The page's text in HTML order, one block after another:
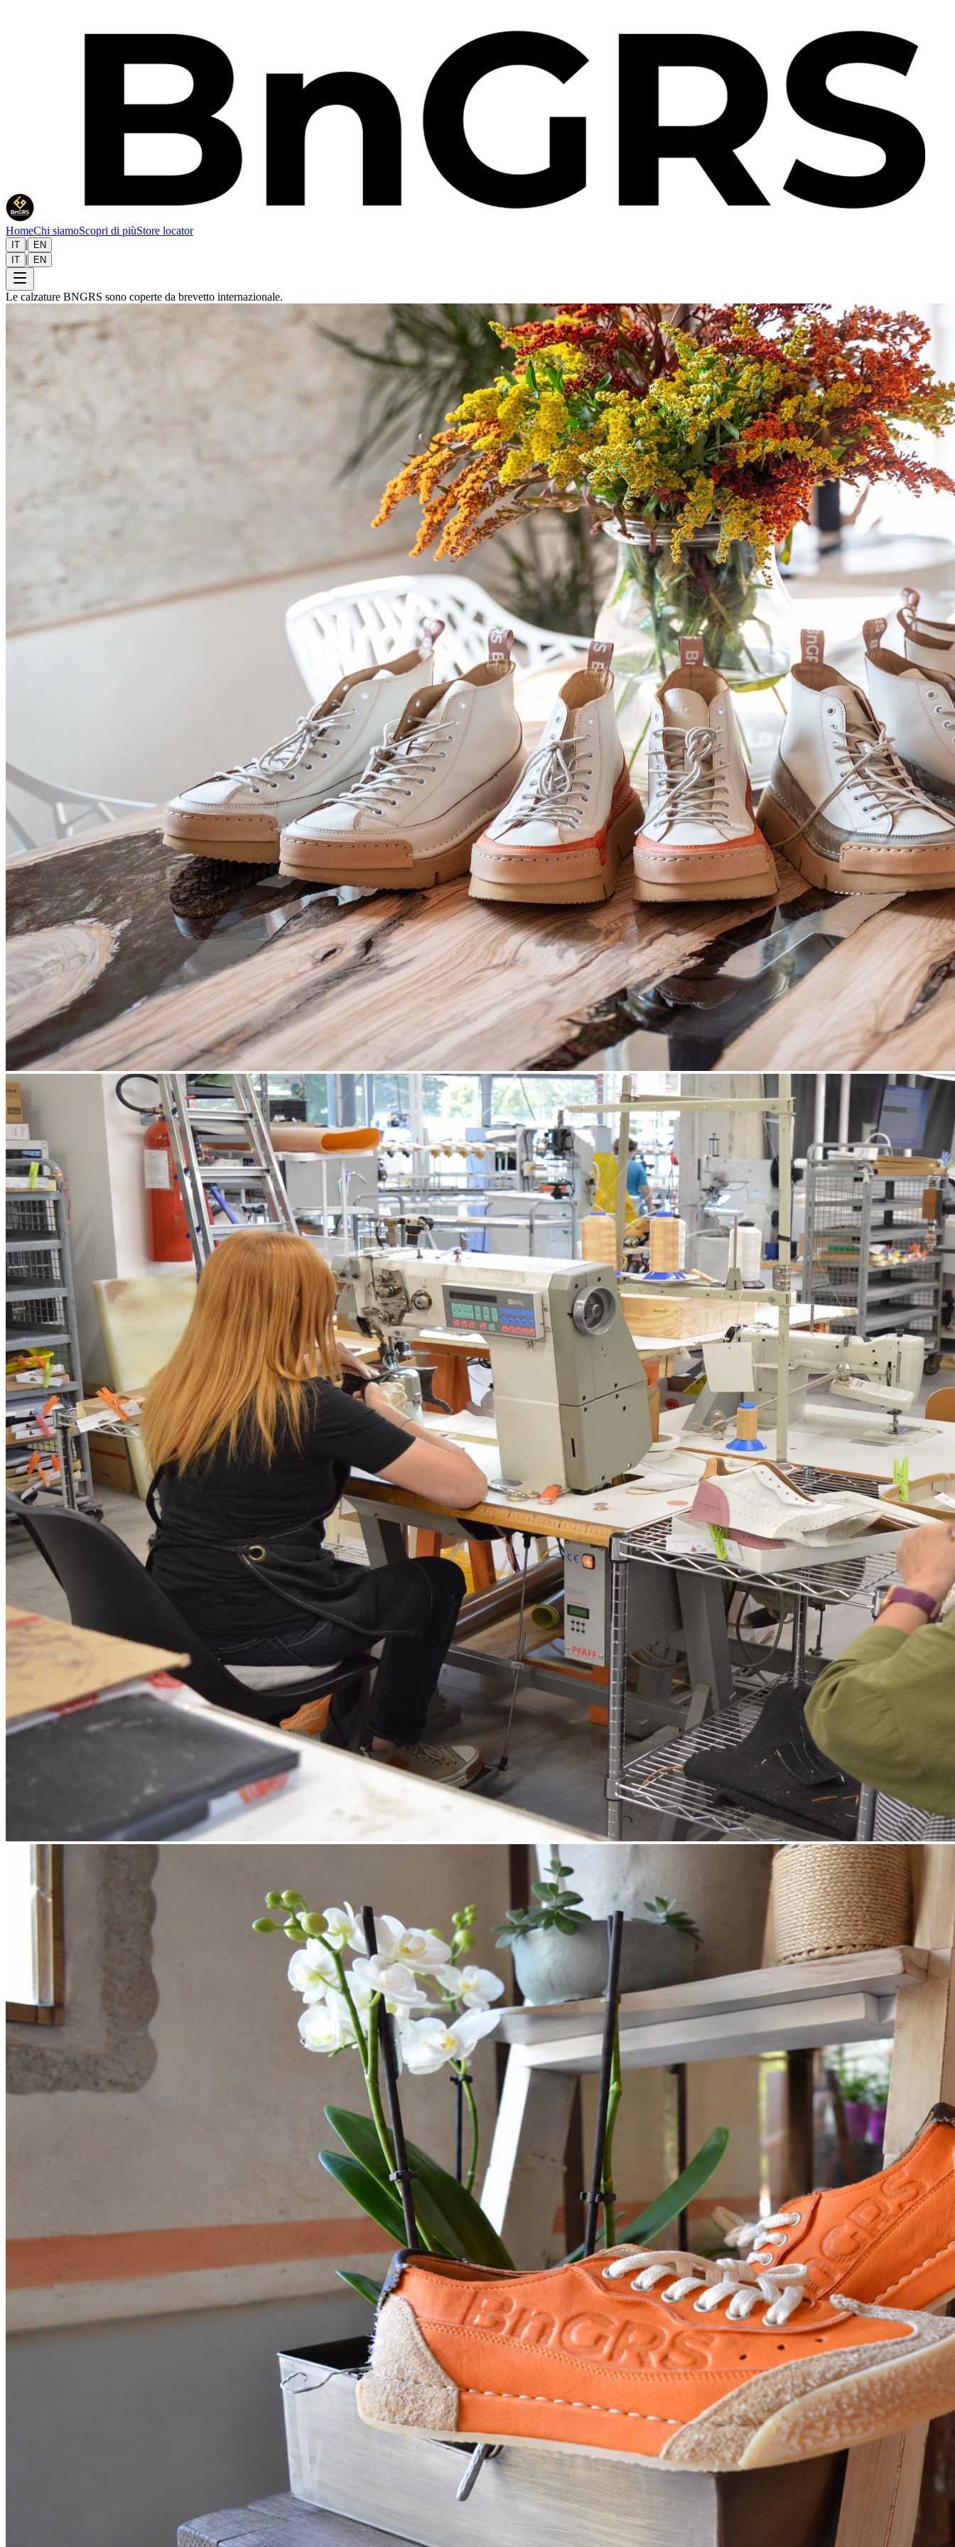
HomeChi siamoScopri di piùStore locator
IT |
EN
IT | EN
Le calzature BNGRS sono coperte da brevetto internazionale.